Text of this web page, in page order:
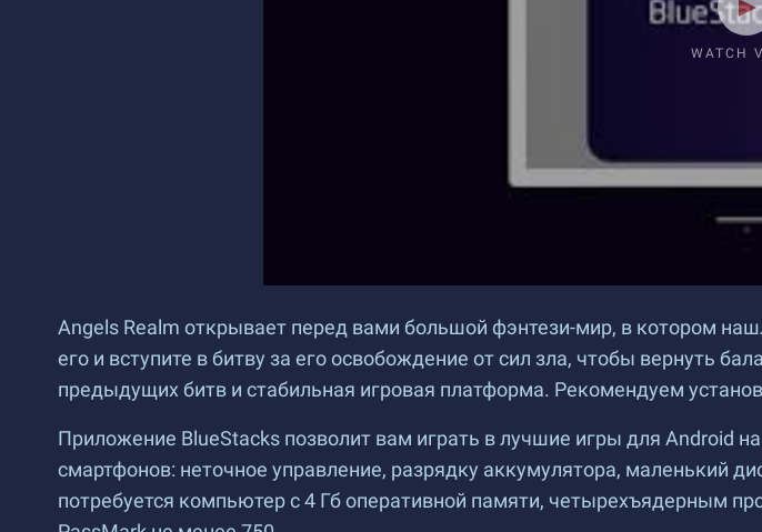
WATCH
Angels Realm открывает перед вами большой фэнтези-мир, в котором
его и вступите в битву за его освобождение от сил зла, чтобы вернуть
предыдущих битв и стабильная игровая платформа. Рекомендуем
Приложение BlueStacks позволит вам играть в лучшие игры для Android
смартфонов: неточное управление, разрядку аккумулятора, маленький
потребуется компьютер с 4 Гб оперативной памяти, четырехъядерным